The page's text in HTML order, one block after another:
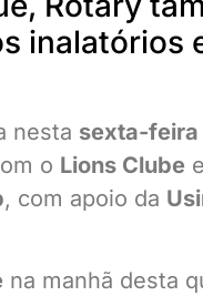
inalatórios
nesta sexta-feira
o Lions Clube
, com apoio da
na manhã desta